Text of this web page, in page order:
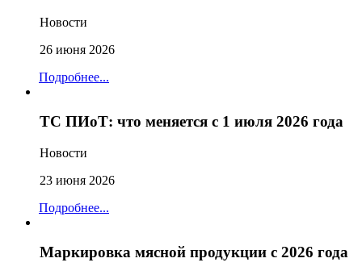
Новости
26 июня 2026
Подробнее...
ТС ПИоТ: что меняется с 1 июля 2026 года
Новости
23 июня 2026
Подробнее...
Маркировка мясной продукции с 2026 года